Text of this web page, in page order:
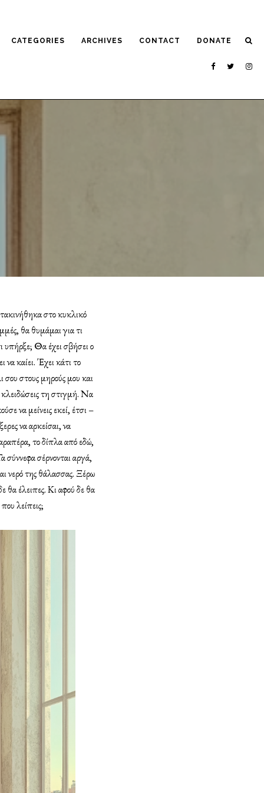
CATEGORIES ARCHIVES CONTACT DONATE
στο κυκλικό
θα θυμάμαι για τι
υπήρξε; Θα έχει σβήσει ο
να καίει. Έχει κάτι το
στους μηρούς μου και
τη στιγμή. Να
να μείνεις εκεί, έτσι –
να αρκείσαι, να
το δίπλα από εδώ,
σύννεφα σέρνονται αργά,
νερό της θάλασσας. Ξέρω
θα έλειπες. Κι αφού δε θα
λείπεις;